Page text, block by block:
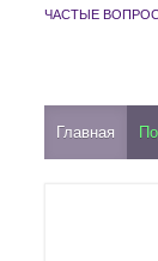
ЧАСТЫЕ
Главная